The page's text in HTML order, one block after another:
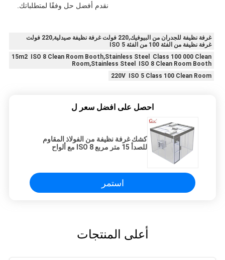
نقدم أفضل حل وفقًا لمتطلباتك.
غرفة نظيفة للجدران من البيوفيك,220 فولت غرفة نظيفة صيدلية,220 فولت
غرفة نظيفة من الفئة 100 من الفئة 5 ISO
15m2 ISO 8 Clean Room Booth,Stainless Steel Class 100 000 Clean
Room,Stainless Steel ISO 8 Clean Room Booth
220V ISO 5 Class 100 Clean Room
احصل على افضل سعر ل
كشك غرفة نظيفة من الفولاذ المقاوم
للصدأ 15 متر مربع ISO 8 مع ألواح
استمر
أعلى المنتجات